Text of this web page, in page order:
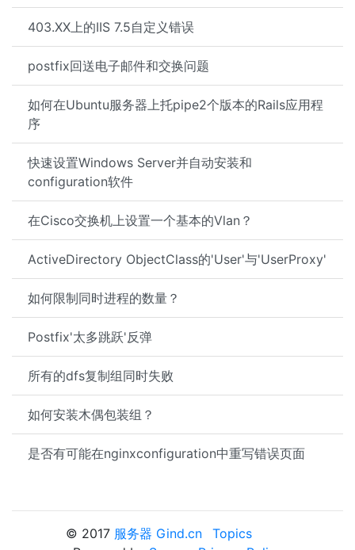
403.XX上的IIS 7.5自定义错误
postfix回送电子邮件和交换问题
如何在Ubuntu服务器上托pipe2个版本的Rails应用程
序
快速设置Windows Server并自动安装和
configuration软件
在Cisco交换机上设置一个基本的Vlan？
ActiveDirectory ObjectClass的'User'与'UserProxy'
如何限制同时进程的数量？
Postfix'太多跳跃'反弹
所有的dfs复制组同时失败
如何安装木偶包装组？
是否有可能在nginxconfiguration中重写错误页面
© 2017 服务器 Gind.cn
Topics